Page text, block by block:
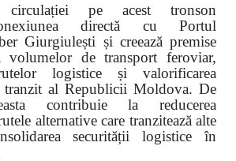
circulației pe acest tronson
directă cu Portul
Giurgiulești și creează premise
volumelor de transport feroviar,
logistice și valorificarea
tranzit al Republicii Moldova. De
contribuie la reducerea
alternative care tranzitează alte
securității logistice în